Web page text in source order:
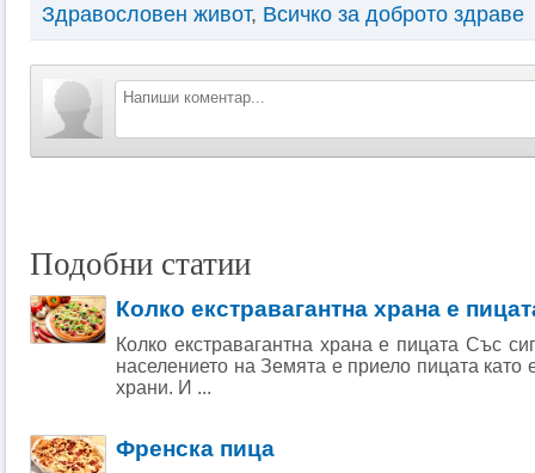
Здравословен живот, Всичко за доброто здраве
Подобни статии
Колко екстравагантна храна е
Колко екстравагантна храна е пицата Със
населението на Земята е приело пицата като
храни. И ...
Френска пица